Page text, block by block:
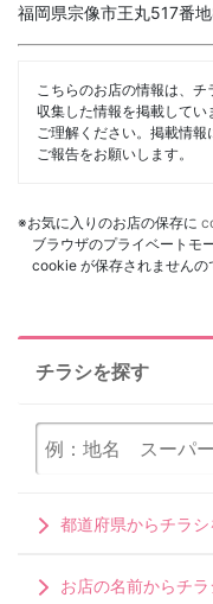
福岡県宗像市王丸517番
こちらのお店の情報は、
収集した情報を掲載して
ご理解ください。掲載情
ご報告をお願いします。
※お気に入りのお店の保存に
ブラウザのプライベートモ
cookie が保存されませんの
チラシを探す
都道府県からチラシ
お店の名前からチ